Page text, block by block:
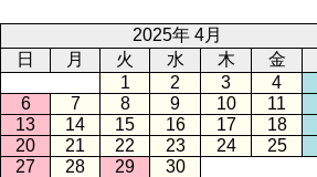
2025年 4月
日
月 火 水 木 金
1
2 3 4
6
7 8 9 10 11
13
14 15 16 17 18
20
21 22 23 24 25
27
28 29 30